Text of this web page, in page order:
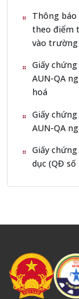
Thông
theo điểm
vào trường
Giấy
AUN-QA
hoá
Giấy
AUN-QA
Giấy
dục (QĐ số